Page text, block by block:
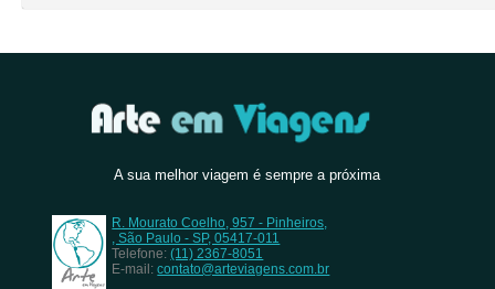
A sua melhor viagem é sempre a próxima
R. Mourato Coelho, 957 - Pinheiros,
, São Paulo - SP, 05417-011
Telefone:(11) 2367-8051
E-mail:contato@arteviagens.com.br